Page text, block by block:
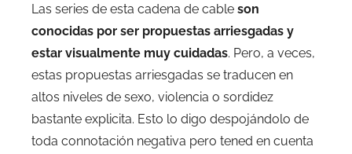
Las series de esta cadena de cable son
conocidas por ser propuestas arriesgadas y
estar visualmente muy cuidadas. Pero, a veces,
estas propuestas arriesgadas se traducen en
altos niveles de sexo, violencia o sordidez
bastante explicita. Esto lo digo despojándolo de
toda connotación negativa pero tened en cuenta